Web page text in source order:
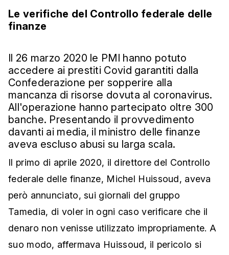
Le verifiche del Controllo federale delle
finanze
Il 26 marzo 2020 le PMI hanno potuto
accedere ai prestiti Covid garantiti dalla
Confederazione per sopperire alla
mancanza di risorse dovuta al coronavirus.
All'operazione hanno partecipato oltre 300
banche. Presentando il provvedimento
davanti ai media, il ministro delle finanze
aveva escluso abusi su larga scala.
Il primo di aprile 2020, il direttore del Controllo
federale delle finanze, Michel Huissoud, aveva
però annunciato, sui giornali del gruppo
Tamedia, di voler in ogni caso verificare che il
denaro non venisse utilizzato impropriamente. A
suo modo, affermava Huissoud, il pericolo si